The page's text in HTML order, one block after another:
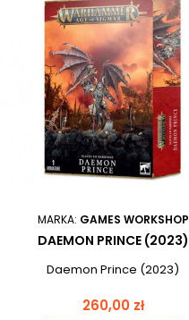
MARKA: GAMES WORKSHOP
DAEMON PRINCE (2023)
Daemon Prince (2023)
Cena
260,00 zł